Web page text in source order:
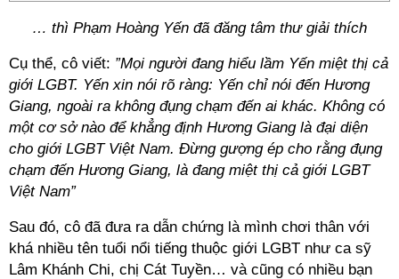
… thì Phạm Hoàng Yến đã đăng tâm thư giải thích
Cụ thể, cô viết: ”Mọi người đang hiểu lầm Yến miệt thị cả
giới LGBT. Yến xin nói rõ ràng: Yến chỉ nói đến Hương
Giang, ngoài ra không đụng chạm đến ai khác. Không có
một cơ sở nào để khẳng định Hương Giang là đại diện
cho giới LGBT Việt Nam. Đừng gượng ép cho rằng đụng
chạm đến Hương Giang, là đang miệt thị cả giới LGBT
Việt Nam”
Sau đó, cô đã đưa ra dẫn chứng là mình chơi thân với
khá nhiều tên tuổi nổi tiếng thuộc giới LGBT như ca sỹ
Lâm Khánh Chi, chị Cát Tuyền… và cũng có nhiều bạn